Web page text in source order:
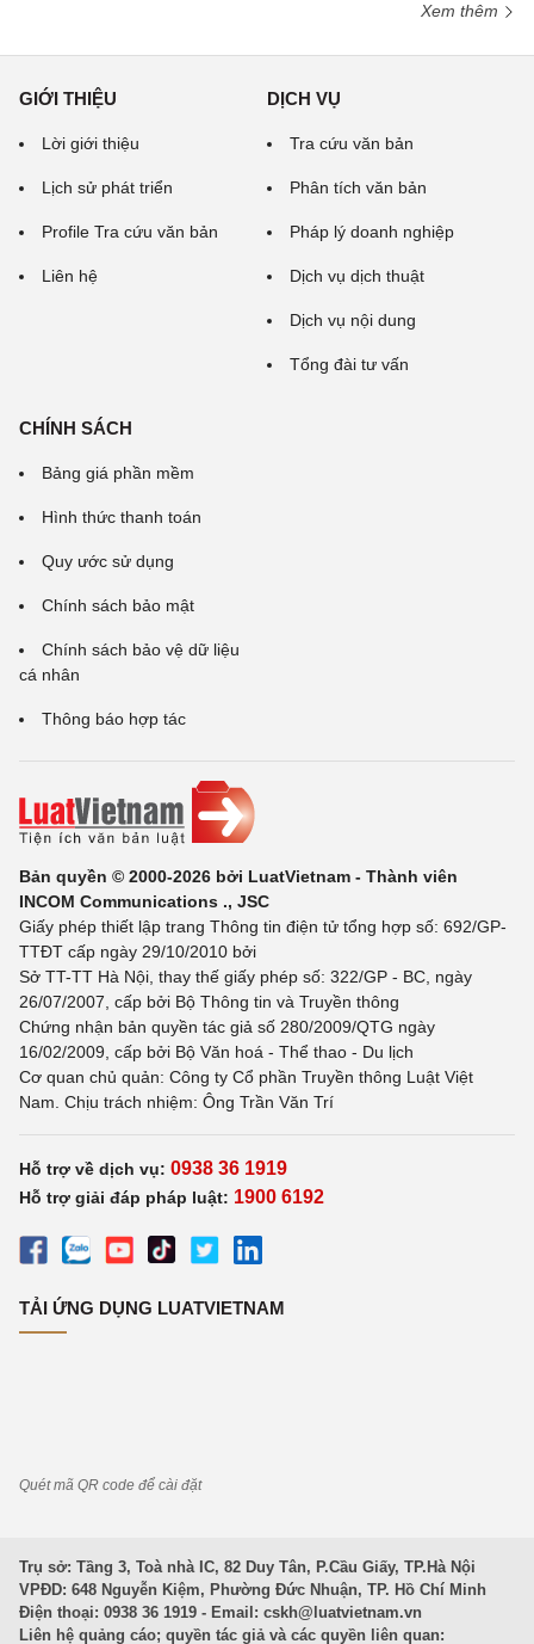
Xem thêm
GIỚI THIỆU
Lời giới thiệu
Lịch sử phát triển
Profile Tra cứu văn bản
Liên hệ
DỊCH VỤ
Tra cứu văn bản
Phân tích văn bản
Pháp lý doanh nghiệp
Dịch vụ dịch thuật
Dịch vụ nội dung
Tổng đài tư vấn
CHÍNH SÁCH
Bảng giá phần mềm
Hình thức thanh toán
Quy ước sử dụng
Chính sách bảo mật
Chính sách bảo vệ dữ liệu
cá nhân
Thông báo hợp tác
Bản quyền © 2000-2026 bởi LuatVietnam - Thành viên
INCOM Communications ., JSC
Giấy phép thiết lập trang Thông tin điện tử tổng hợp số: 692/GP-
TTĐT cấp ngày 29/10/2010 bởi
Sở TT-TT Hà Nội, thay thế giấy phép số: 322/GP - BC, ngày
26/07/2007, cấp bởi Bộ Thông tin và Truyền thông
Chứng nhận bản quyền tác giả số 280/2009/QTG ngày
16/02/2009, cấp bởi Bộ Văn hoá - Thể thao - Du lịch
Cơ quan chủ quản: Công ty Cổ phần Truyền thông Luật Việt
Nam. Chịu trách nhiệm: Ông Trần Văn Trí
Hỗ trợ về dịch vụ: 0938 36 1919
Hỗ trợ giải đáp pháp luật: 1900 6192
TẢI ỨNG DỤNG LUATVIETNAM
Quét mã QR code để cài đặt
Trụ sở: Tầng 3, Toà nhà IC, 82 Duy Tân, P.Cầu Giấy, TP.Hà Nội
VPĐD: 648 Nguyễn Kiệm, Phường Đức Nhuận, TP. Hồ Chí Minh
Điện thoại: 0938 36 1919 - Email: cskh@luatvietnam.vn
Liên hệ quảng cáo; quyền tác giả và các quyền liên quan: